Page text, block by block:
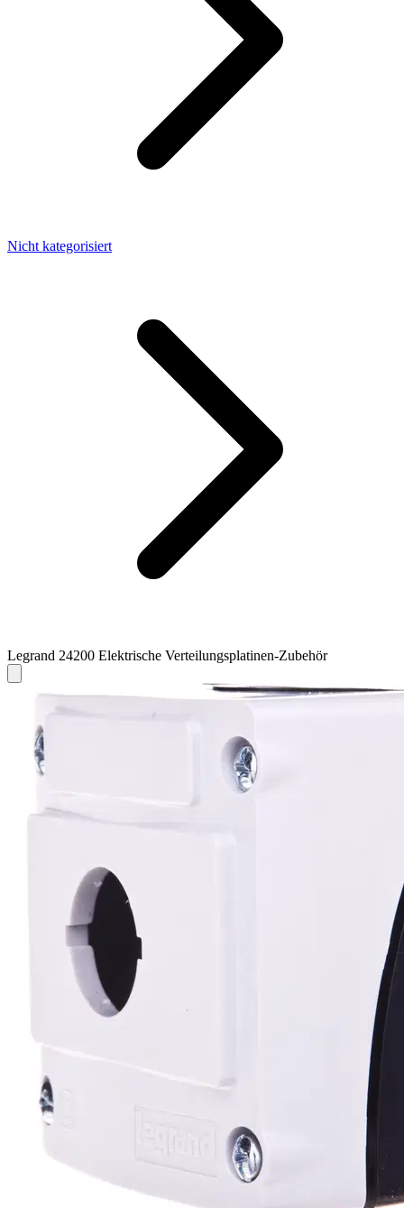
Nicht kategorisiert
Legrand 24200 Elektrische Verteilungsplatinen-Zubehör